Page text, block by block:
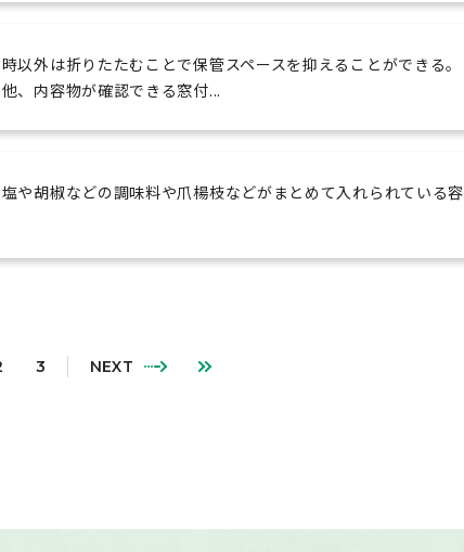
以外は折りたたむことで保管スペースを抑えることができる。
、内容物が確認できる窓付...
や胡椒などの調味料や爪楊枝などがまとめて入れられている容
3 NEXT